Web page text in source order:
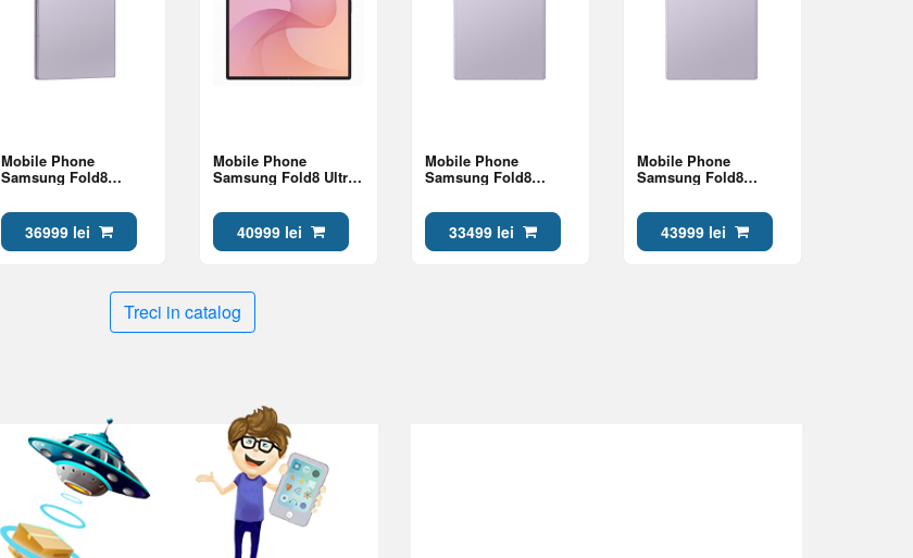
Mobile Phone
Samsung Fold8
36999 lei
Mobile Phone
Samsung Fold8 Ultra
Shadow
40999 lei
Mobile Phone
Samsung Fold8
33499 lei
Mobile Phone
Samsung Fold8
43999 lei
Treci in catalog